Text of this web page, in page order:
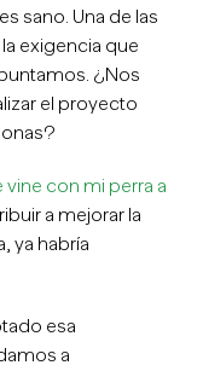
sano. Una de las
exigencia que
¿Nos
el proyecto
vine con mi perra a
a mejorar la
ya habría
esa
a